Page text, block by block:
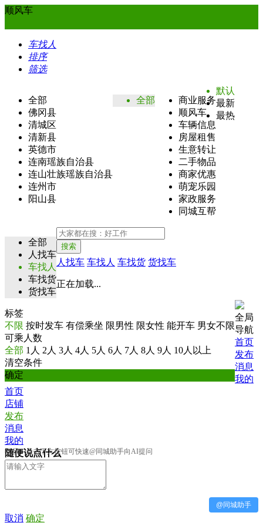
顺风车
车找人
排序
筛选
全部
佛冈县
清城区
清新县
英德市
连南瑶族自治县
连山壮族瑶族自治县
连州市
阳山县
全部
商业服务
顺风车
车辆信息
房屋租售
生意转让
二手物品
商家优惠
萌宠乐园
家政服务
同城互帮
全部
人找车
车找人
车找货
货找车
默认
最新
最热
标签
不限 按时发车 有偿乘坐 限男性 限女性 能开车 男女不限
可乘人数
全部 1人 2人 3人 4人 5人 6人 7人 8人 9人 10人以上
清空条件
确定
搜索
人找车 车找人 车找货 货找车
正在加载...
全局
导航
首页
发布
消息
我的
首页
店铺
发布
消息
我的
随便说点什么
提示：点击下方按钮可快速@同城助手向AI提问
@同城助手
取消 确定